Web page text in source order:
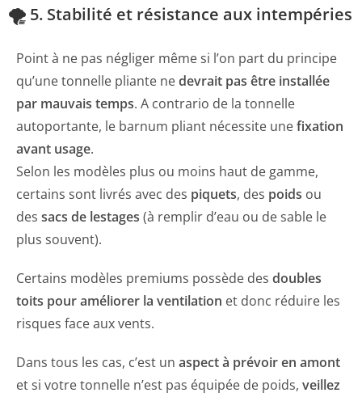
🌪️ 5. Stabilité et résistance aux intempéries
Point à ne pas négliger même si l’on part du principe
qu’une tonnelle pliante nedevrait pas être installée
par mauvais temps. A contrario de la tonnelle
autoportante, le barnum pliant nécessite unefixation
avant usage.
Selon les modèles plus ou moins haut de gamme,
certains sont livrés avec des piquets, des poids ou
des sacs de lestages (à remplir d’eau ou de sable le
plus souvent).
Certains modèles premiums possède des doubles
toits pour améliorer la ventilation et donc réduire les
risques face aux vents.
Dans tous les cas, c’est un aspect à prévoir en amont
et si votre tonnelle n’est pas équipée de poids, veillez